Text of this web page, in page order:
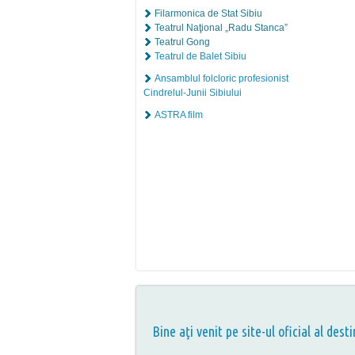
Filarmonica de Stat Sibiu
Teatrul Naţional „Radu Stanca”
Teatrul Gong
Teatrul de Balet Sibiu
Ansamblul folcloric profesionist
Cindrelul-Junii Sibiului
ASTRA film
Bine aţi venit pe site-ul oficial al